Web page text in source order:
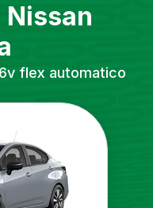
Nissan
flex automatico